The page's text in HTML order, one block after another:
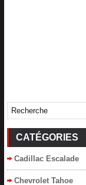
CATÉGORIES
Cadillac Escalade
Chevrolet Tahoe